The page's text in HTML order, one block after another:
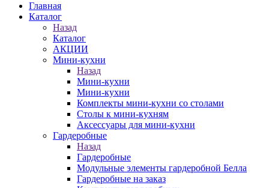
Главная
Каталог
Назад
Каталог
АКЦИИ
Мини-кухни
Назад
Мини-кухни
Мини-кухни
Комплекты мини-кухни со столами
Столы к мини-кухням
Аксессуары для мини-кухни
Гардеробные
Назад
Гардеробные
Модульные элементы гардеробной Белла
Гардеробные на заказ